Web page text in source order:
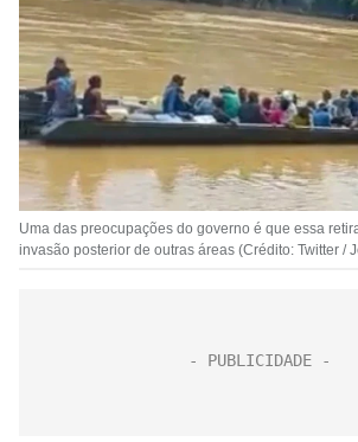
Uma das preocupações do governo é que essa
invasão posterior de outras áreas (Crédito: Twitter /